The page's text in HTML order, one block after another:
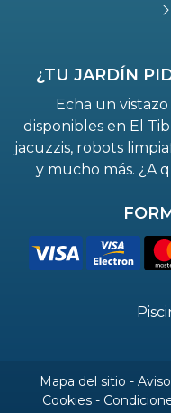
¿TU JARDÍN
Echa un vistazo
disponibles en El
jacuzzis, robots
y mucho más. ¿A
Mapa del sitio -
Cookies-